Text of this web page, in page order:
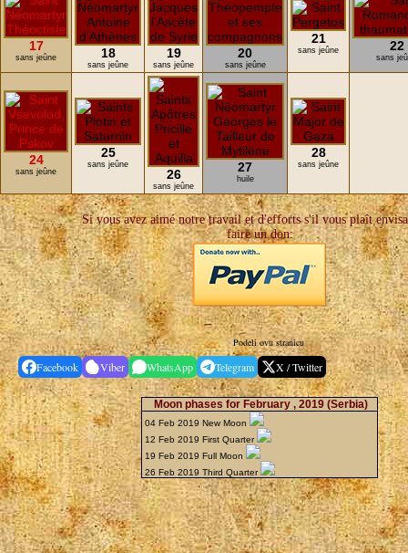
17
sans jeûne 18
sans jeûne
19
sans jeûne
20
sans jeûne
21
sans jeûne 22
sans
24
sans jeûne
25
sans jeûne
26
sans jeûne
27
huile
28
sans jeûne
Si vous avez aimé notre travail et d'efforts s'il vous plaît
faire un don:
Podeli ovu stranicu
Facebook Viber WhatsApp Telegram X / Twitter
Moon phases for February , 2019 (Serbia)
04 Feb 2019 New Moon
12 Feb 2019 First Quarter
19 Feb 2019 Full Moon
26 Feb 2019 Third Quarter